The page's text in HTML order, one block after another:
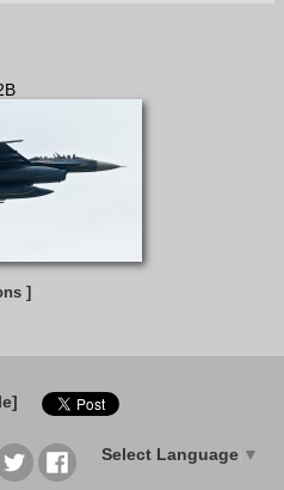
]
Select Language ▼